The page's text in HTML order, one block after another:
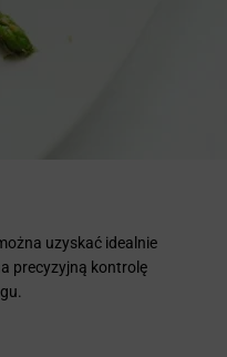
uzyskać idealnie
precyzyjną kontrolę